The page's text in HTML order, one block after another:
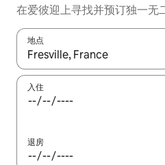
在爱彼迎上寻找并预订独一无
地点
如有搜索结果，请使用上下方
入住
退房